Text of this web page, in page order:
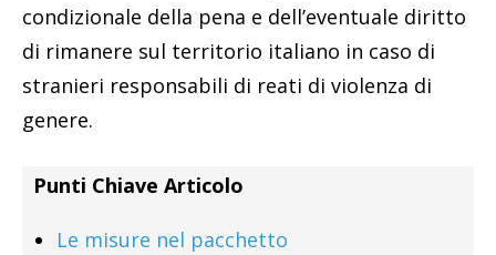
condizionale della pena e dell’eventuale diritto
di rimanere sul territorio italiano in caso di
stranieri responsabili di reati di violenza di
genere.
Punti Chiave Articolo
Le misure nel pacchetto